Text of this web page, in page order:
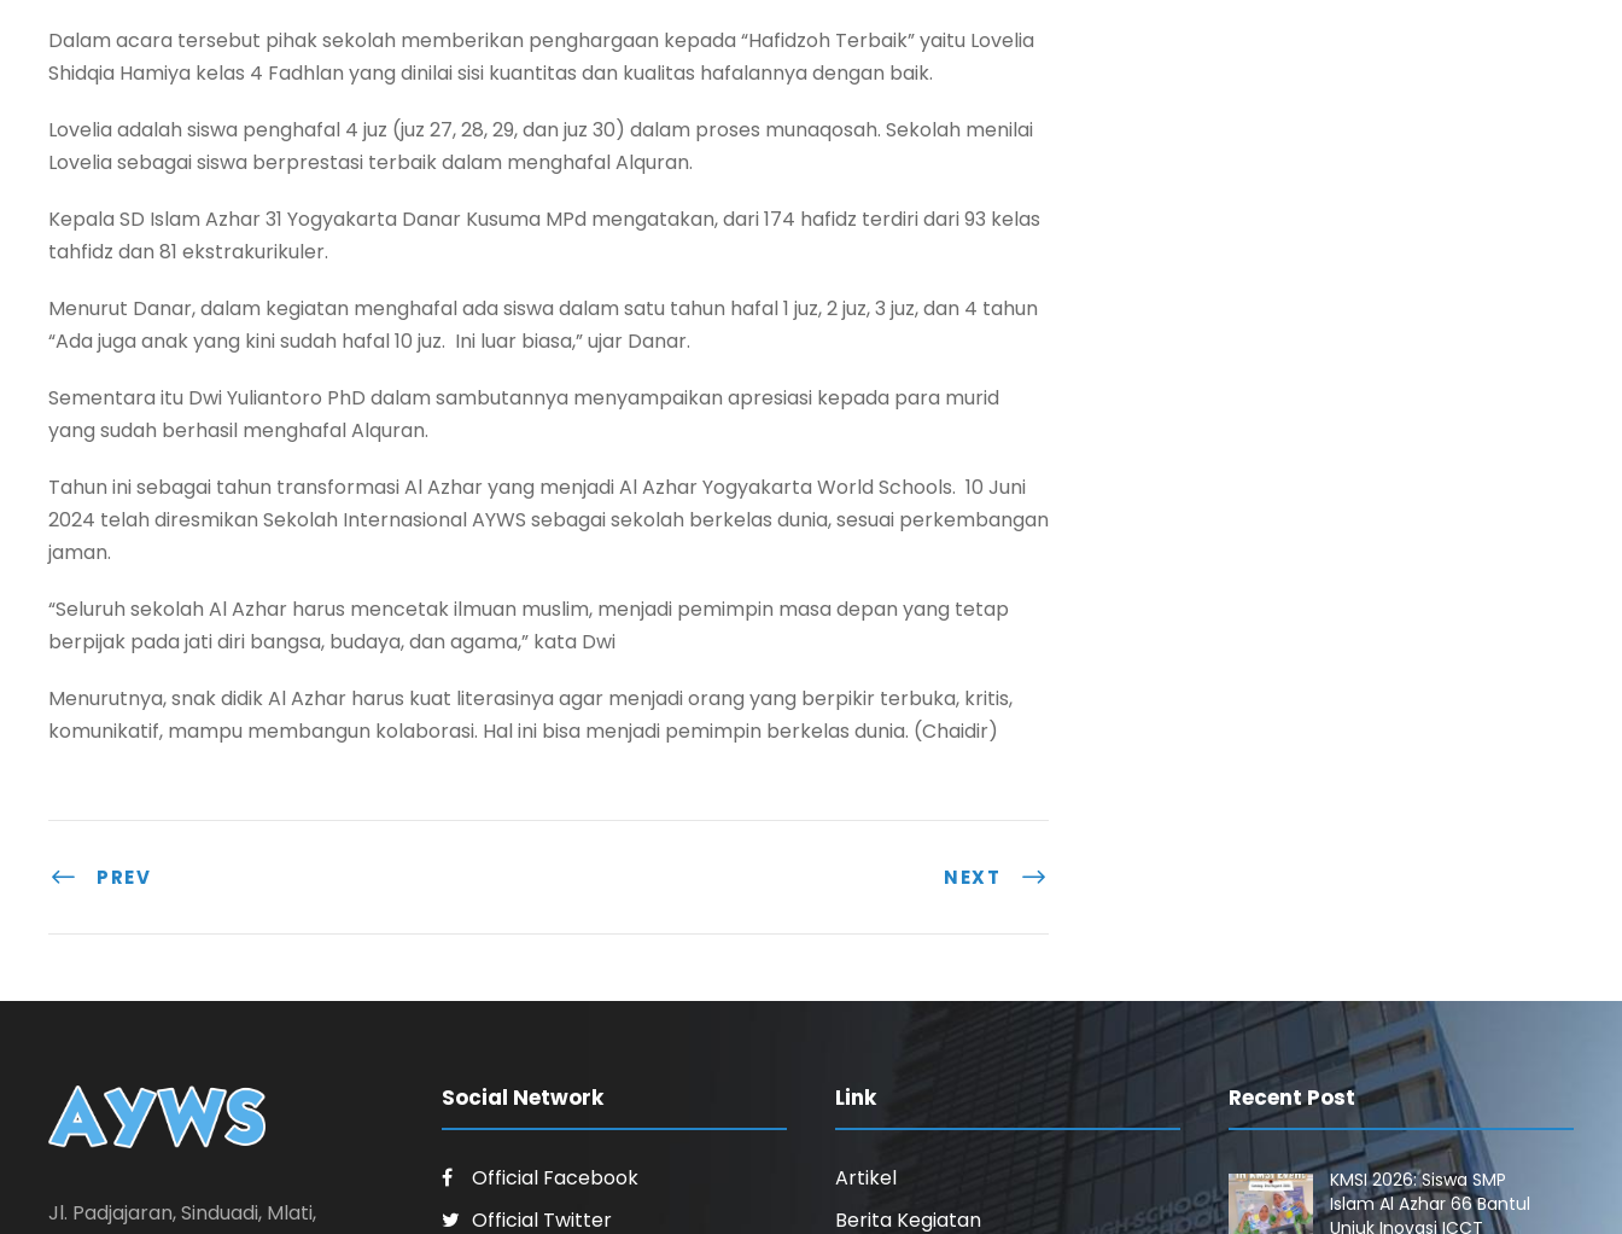
Dalam acara tersebut pihak sekolah memberikan penghargaan kepada “Hafidzoh Terbaik” yaitu Lovelia
Shidqia Hamiya kelas 4 Fadhlan yang dinilai sisi kuantitas dan kualitas hafalannya dengan baik.
Lovelia adalah siswa penghafal 4 juz (juz 27, 28, 29, dan juz 30) dalam proses munaqosah. Sekolah menilai
Lovelia sebagai siswa berprestasi terbaik dalam menghafal Alquran.
Kepala SD Islam Azhar 31 Yogyakarta Danar Kusuma MPd mengatakan, dari 174 hafidz terdiri dari 93 kelas
tahfidz dan 81 ekstrakurikuler.
Menurut Danar, dalam kegiatan menghafal ada siswa dalam satu tahun hafal 1 juz, 2 juz, 3 juz, dan 4 tahun
“Ada juga anak yang kini sudah hafal 10 juz. Ini luar biasa,” ujar Danar.
Sementara itu Dwi Yuliantoro PhD dalam sambutannya menyampaikan apresiasi kepada para murid
yang sudah berhasil menghafal Alquran.
Tahun ini sebagai tahun transformasi Al Azhar yang menjadi Al Azhar Yogyakarta World Schools. 10 Juni
2024 telah diresmikan Sekolah Internasional AYWS sebagai sekolah berkelas dunia, sesuai perkembangan
jaman.
“Seluruh sekolah Al Azhar harus mencetak ilmuan muslim, menjadi pemimpin masa depan yang tetap
berpijak pada jati diri bangsa, budaya, dan agama,” kata Dwi
Menurutnya, snak didik Al Azhar harus kuat literasinya agar menjadi orang yang berpikir terbuka, kritis,
komunikatif, mampu membangun kolaborasi. Hal ini bisa menjadi pemimpin berkelas dunia. (Chaidir)
PREV NEXT
Jl. Padjajaran, Sinduadi, Mlati,
Social Network
Official Facebook
Official Twitter
Link
Artikel
Berita Kegiatan
Recent Post
KMSI 2026: Siswa SMP
Islam Al Azhar 66 Bantul
Unjuk Inovasi ICCT